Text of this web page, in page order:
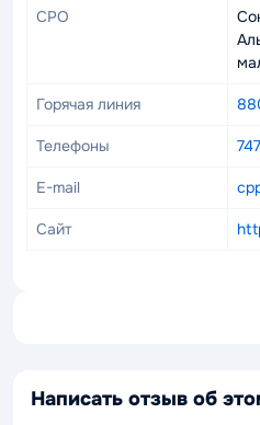
СРО
Горячая линия
Телефоны
E-mail
Сайт
Написать отзыв об